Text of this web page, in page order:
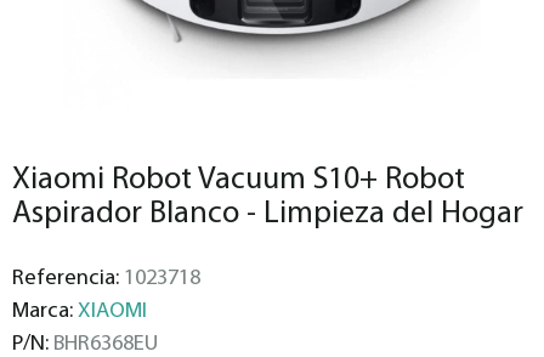
Xiaomi Robot Vacuum S10+ Robot
Aspirador Blanco - Limpieza del Hogar
Referencia: 1023718
Marca: XIAOMI
P/N: BHR6368EU